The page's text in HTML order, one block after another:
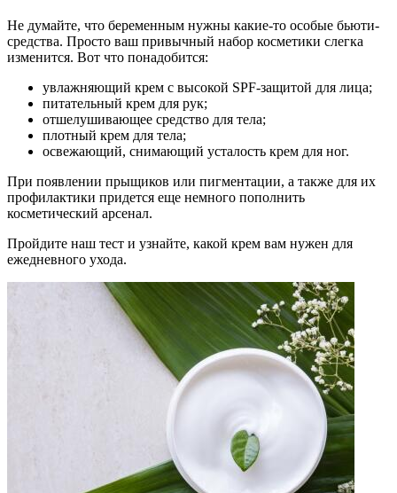
Не думайте, что беременным нужны какие-то особые бьюти-
средства. Просто ваш привычный набор косметики слегка
изменится. Вот что понадобится:
увлажняющий крем с высокой SPF-защитой для лица;
питательный крем для рук;
отшелушивающее средство для тела;
плотный крем для тела;
освежающий, снимающий усталость крем для ног.
При появлении прыщиков или пигментации, а также для их
профилактики придется еще немного пополнить
косметический арсенал.
Пройдите наш тест и узнайте, какой крем вам нужен для
ежедневного ухода.